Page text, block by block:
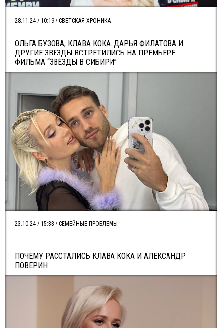
ОЛЬГА БУЗОВА, КЛАВА КОКА, ДАРЬЯ ФИЛАТОВА И
ДРУГИЕ ЗВЁЗДЫ ВСТРЕТИЛИСЬ НА ПРЕМЬЕРЕ
ФИЛЬМА “ЗВЁЗДЫ В СИБИРИ”
28.11.24 / 10:19 / СВЕТСКАЯ ХРОНИКА
ПОЧЕМУ РАССТАЛИСЬ КЛАВА КОКА И АЛЕКСАНДР
ПОВЕРИН
23.10.24 / 15:33 / СЕМЕЙНЫЕ ПРОБЛЕМЫ